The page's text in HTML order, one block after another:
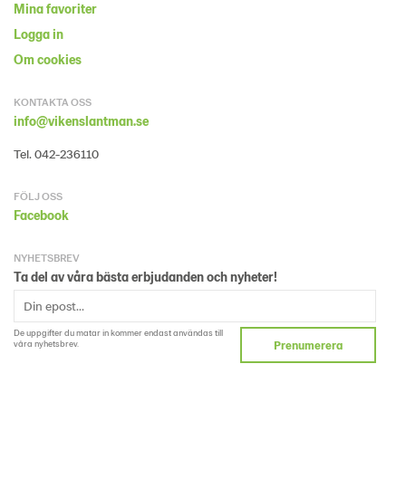
Mina favoriter
Logga in
Om cookies
KONTAKTA OSS
info@vikenslantman.se
Tel. 042-236110
FÖLJ OSS
Facebook
NYHETSBREV
Ta del av våra bästa erbjudanden och nyheter!
De uppgifter du matar in kommer endast användas till
våra nyhetsbrev.
Prenumerera